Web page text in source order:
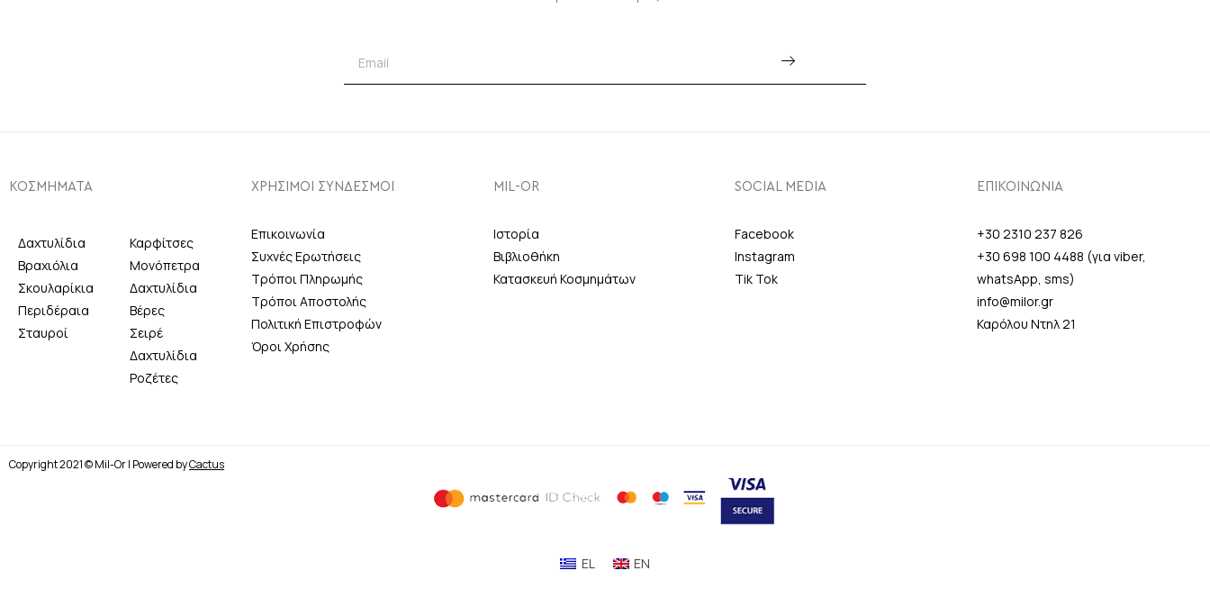
ΚΟΣΜΗΜΑΤΑ
Δαχτυλίδια
Βραχιόλια
Σκουλαρίκια
Περιδέραια
Σταυροί
Καρφίτσες
Μονόπετρα
Δαχτυλίδια
Βέρες
Σειρέ
Δαχτυλίδια
Ροζέτες
ΧΡΗΣΙΜΟΙ ΣΥΝΔΕΣΜΟΙ
Επικοινωνία
Συχνές Ερωτήσεις
Τρόποι Πληρωμής
Τρόποι Αποστολής
Πολιτική Επιστροφών
Όροι Χρήσης
MIL-OR
Ιστορία
Βιβλιοθήκη
Κατασκευή Κοσμημάτων
SOCIAL MEDIA
Facebook
Instagram
Tik Tok
ΕΠΙΚΟΙΝΩΝΙΑ
+30 2310 237 826
+30 698 100 4488 (για viber,
whatsApp, sms)
info@milor.gr
Καρόλου Ντηλ 21
Copyright 2021 © Mil-Or | Powered byCactus
EL EN